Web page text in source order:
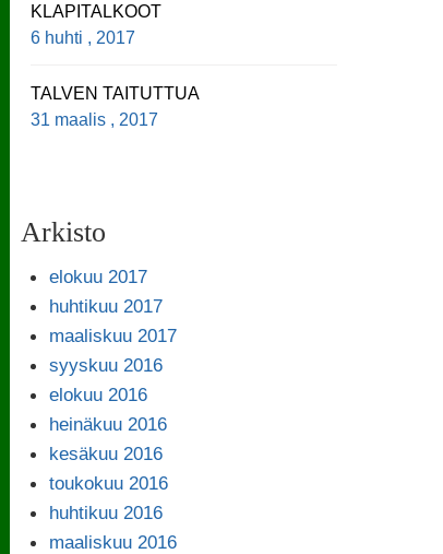
KLAPITALKOOT
6 huhti , 2017
TALVEN TAITUTTUA
31 maalis , 2017
Arkisto
elokuu 2017
huhtikuu 2017
maaliskuu 2017
syyskuu 2016
elokuu 2016
heinäkuu 2016
kesäkuu 2016
toukokuu 2016
huhtikuu 2016
maaliskuu 2016